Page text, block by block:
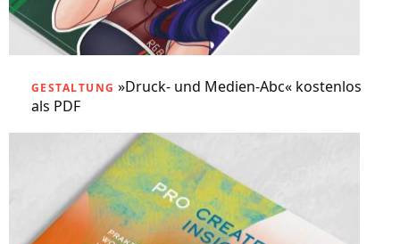
GESTALTUNG »Druck- und Medien-Abc« kostenlos
als PDF